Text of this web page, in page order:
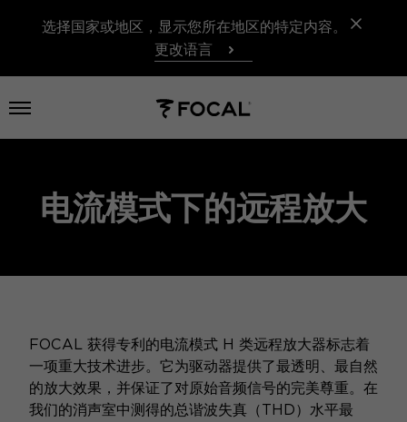
选择国家或地区，显示您所在地区的特定内容。
更改语言
打开菜单
电流模式下的远程放大
FOCAL 获得专利的电流模式 H 类远程放大器标志着
一项重大技术进步。它为驱动器提供了最透明、最自然
的放大效果，并保证了对原始音频信号的完美尊重。在
我们的消声室中测得的总谐波失真（THD）水平最